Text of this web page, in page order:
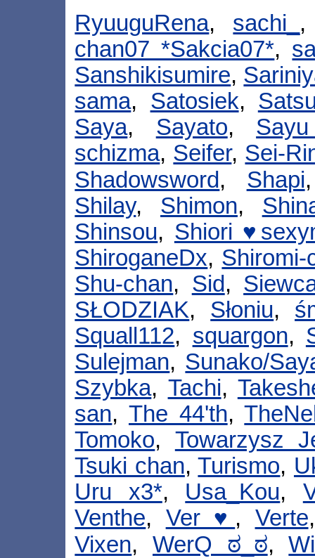
RyuuguRena, sachi_
chan07 *Sakcia07*,
Sanshikisumire,
sama, Satosiek,
Saya, Sayato,
schizma, Seifer, Sei-
Shadowsword, Shapi
Shilay, Shimon,
Shinsou, Shiori
ShiroganeDx, Shiromi-
Shu-chan, Sid,
SŁODZIAK, Słoniu,
Squall112, squargon,
Sulejman, Sunako/
Szybka, Tachi,
san, The 44'th,
Tomoko, Towarzysz
Tsuki chan,Turismo,
Uru x3*, Usa_Kou,
Venthe, Ver ♥ , Verte
Vixen, WerQ ಠ_ಠ,